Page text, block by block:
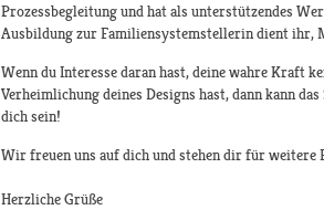
Prozessbegleitung und hat als unterstützendes
Ausbildung zur Familiensystemstellerin dient ihr,
Wenn du Interesse daran hast, deine wahre Kraft
Verheimlichung deines Designs hast, dann kann
dich sein!
Wir freuen uns auf dich und stehen dir für weitere
Herzliche Grüße